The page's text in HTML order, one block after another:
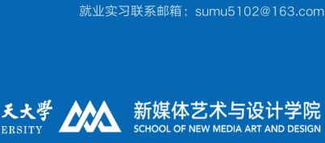
就业实习联系邮箱：sumu5102@163.com